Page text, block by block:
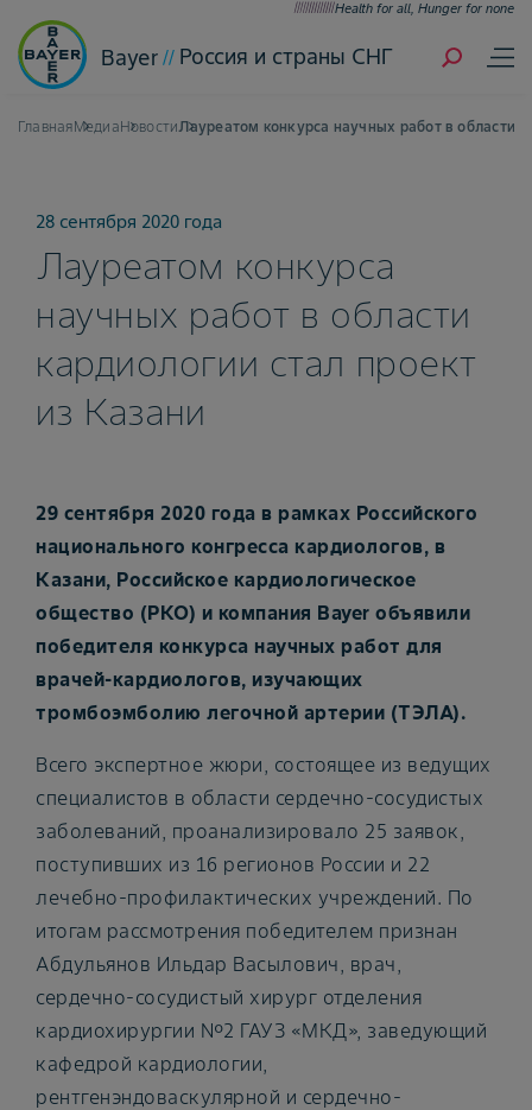
Health for all, Hunger for none
Bayer Россия и страны СНГ
ГлавнаяМедиаНовостиЛауреатом конкурса научных работ в области
28 сентября 2020 года
Лауреатом конкурса
научных работ в области
кардиологии стал проект
из Казани
29 сентября 2020 года в рамках Российского
национального конгресса кардиологов, в
Казани, Российское кардиологическое
общество (РКО) и компания Bayer объявили
победителя конкурса научных работ для
врачей-кардиологов, изучающих
тромбоэмболию легочной артерии (ТЭЛА).
Всего экспертное жюри, состоящее из ведущих
специалистов в области сердечно-сосудистых
заболеваний, проанализировало 25 заявок,
поступивших из 16 регионов России и 22
лечебно-профилактических учреждений. По
итогам рассмотрения победителем признан
Абдульянов Ильдар Васылович, врач,
сердечно-сосудистый хирург отделения
кардиохирургии №2 ГАУЗ «МКД», заведующий
кафедрой кардиологии,
рентгенэндоваскулярной и сердечно-